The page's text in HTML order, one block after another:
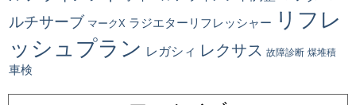
ルチサーブ マークX ラジエターリフレッシャー
リフレ
ッシュプラン レガシィ レクサス 故障診断 煤堆積
車検